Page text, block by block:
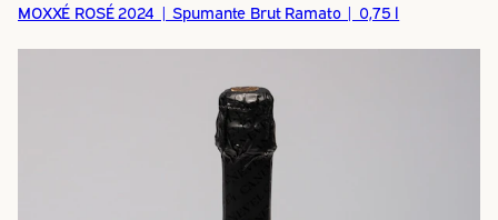
MOXXÉ ROSÉ 2024 | Spumante Brut Ramato | 0,75 l